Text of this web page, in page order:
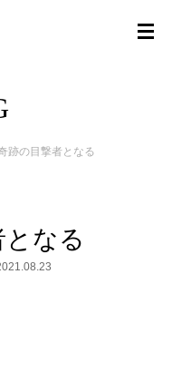
跡の目撃者となる
なる